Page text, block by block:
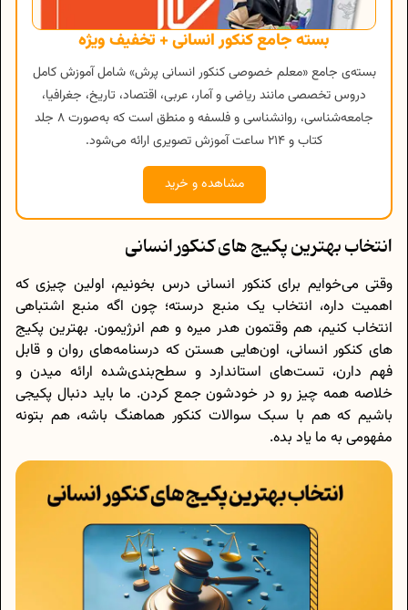
بسته جامع کنکور انسانی + تخفیف ویژه
بسته‌ی جامع «معلم خصوصی کنکور انسانی پرش» شامل آموزش کامل
دروس تخصصی مانند ریاضی و آمار، عربی، اقتصاد، تاریخ، جغرافیا،
جامعه‌شناسی، روانشناسی و فلسفه و منطق است که به‌صورت ۸ جلد
کتاب و ۲۱۴ ساعت آموزش تصویری ارائه می‌شود.
مشاهده و خرید
انتخاب بهترین پکیج های کنکور انسانی
وقتی می‌خوایم برای کنکور انسانی درس بخونیم، اولین چیزی که
اهمیت داره، انتخاب یک منبع درسته؛ چون اگه منبع اشتباهی
انتخاب کنیم، هم وقتمون هدر میره و هم انرژیمون. بهترین پکیج
های کنکور انسانی، اون‌هایی هستن که درسنامه‌های روان و قابل
فهم دارن، تست‌های استاندارد و سطح‌بندی‌شده ارائه میدن و
خلاصه همه چیز رو در خودشون جمع کردن. ما باید دنبال پکیجی
باشیم که هم با سبک سوالات کنکور هماهنگ باشه، هم بتونه
مفهومی به ما یاد بده.